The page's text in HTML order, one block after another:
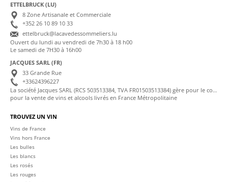
ETTELBRUCK (LU)
8 Zone Artisanale et Commerciale
+352 26 10 89 10 33
ettelbruck@lacavedessommeliers.lu
Ouvert du lundi au vendredi de 7h30 à 18 h00
Le samedi de 7H30 à 16h00
JACQUES SARL (FR)
33 Grande Rue
+33624396227
La société Jacques SARL (RCS 503513384, TVA FR01503513384) gère pour le compte de La Cave des Sommeliers les transactions bancaires et la facturation
pour la vente de vins et alcools livrés en France Métropolitaine
TROUVEZ UN VIN
Vins de France
Vins hors France
Les bulles
Les blancs
Les rosés
Les rouges